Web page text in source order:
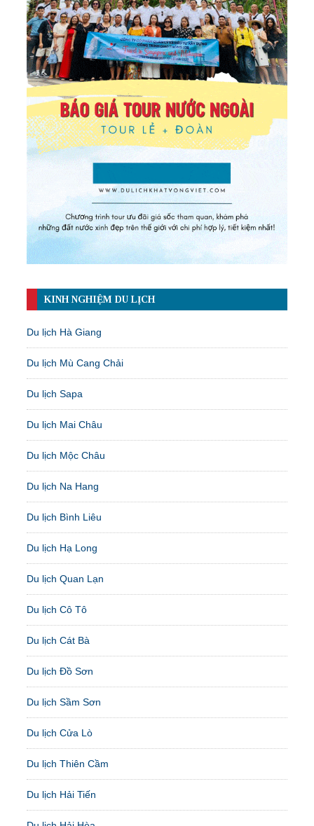
KINH NGHIỆM DU LỊCH
Du lịch Hà Giang
Du lịch Mù Cang Chải
Du lịch Sapa
Du lịch Mai Châu
Du lịch Mộc Châu
Du lịch Na Hang
Du lịch Bình Liêu
Du lịch Hạ Long
Du lịch Quan Lạn
Du lịch Cô Tô
Du lịch Cát Bà
Du lịch Đồ Sơn
Du lịch Sầm Sơn
Du lịch Cửa Lò
Du lịch Thiên Cầm
Du lịch Hải Tiến